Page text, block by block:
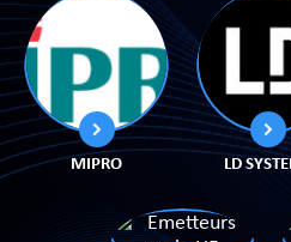
MIPRO LD